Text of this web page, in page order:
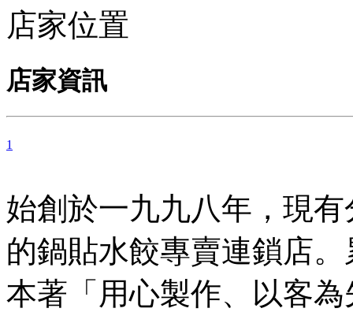
店家位置
店家資訊
1
始創於一九九八年，現
的鍋貼水餃專賣連鎖店
本著「用心製作、以客